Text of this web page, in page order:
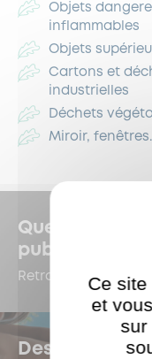
Objets
inflammables
Objets
Cartons et
industrielles
Déchets
Miroir,
Quelles sont
publications à
Retrouvez-les dans
Des
Ce
et
sur